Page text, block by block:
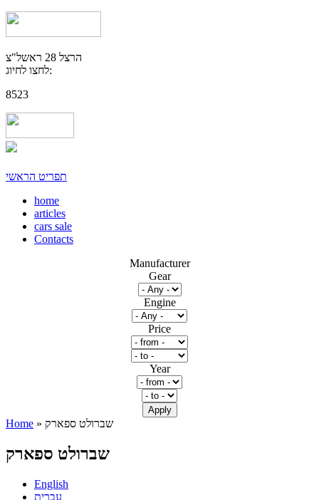
הרצל 28 ראשל"צ
לחצו לחיוג:
8523
תפריט הראשי
home
articles
cars sale
Contacts
Manufacturer
Gear
Engine
Price
Year
You are here
Home » שברולט ספארק
שברולט ספארק
English
עברית